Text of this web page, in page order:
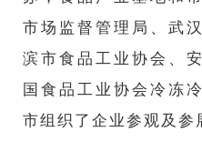
市场监督管理局、武
滨市食品工业协会、
国食品工业协会冷冻
市组织了企业参观及参